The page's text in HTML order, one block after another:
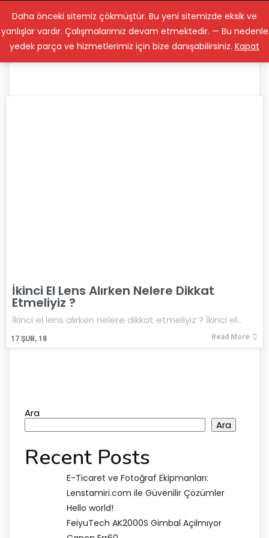
Daha önceki sitemiz çökmüştür. Bu yeni sitemizde eksik ve
yanlışlar vardır. Çalışmalarımız devam etmektedir. — Bu nedenle
yedek parça ve hizmetlerimiz için bize danışabilirsiniz. Kapat
Lenstamiri.com
İkinci El Lens Alırken Nelere Dikkat
Etmeliyiz ?
17 ŞUB, 18
İkinci el lens alırken nelere dikkat etmeliyiz ? İkinci el…
Read More
Ara
Ara
Recent Posts
E-Ticaret ve Fotoğraf Ekipmanları:
Lenstamiri.com ile Güvenilir Çözümler
Hello world!
FeiyuTech AK2000S Gimbal Açılmıyor